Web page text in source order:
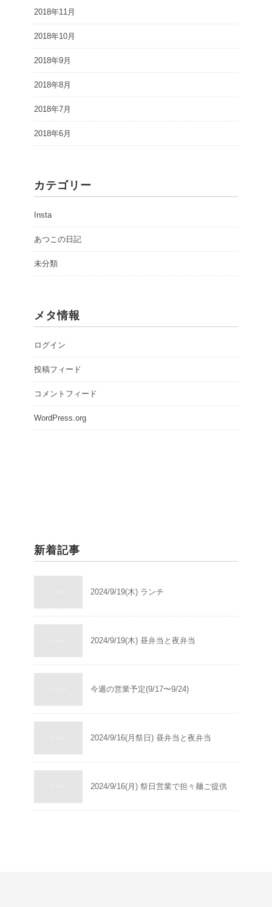
2018年11月
2018年10月
2018年9月
2018年8月
2018年7月
2018年6月
カテゴリー
Insta
あつこの日記
未分類
メタ情報
ログイン
投稿フィード
コメントフィード
WordPress.org
新着記事
2024/9/19(木) ランチ
2024/9/19(木) 昼弁当と夜弁当
今週の営業予定(9/17〜9/24)
2024/9/16(月祭日) 昼弁当と夜弁当
2024/9/16(月) 祭日営業で担々麺ご提供